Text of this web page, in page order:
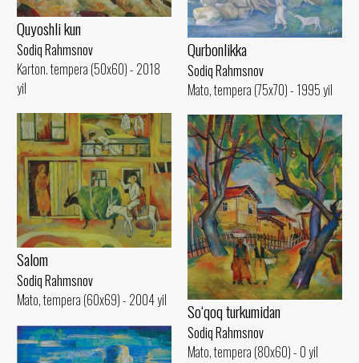
Qurbonlikka
Sodiq Rahmsnov
Mato, tempera (75x70) - 1995 yil
Quyoshli kun
Sodiq Rahmsnov
Karton. tempera (50x60) - 2018
yil
Salom
Sodiq Rahmsnov
Mato, tempera (60x69) - 2004 yil
So‘qoq turkumidan
Sodiq Rahmsnov
Mato, tempera (80x60) - 0 yil